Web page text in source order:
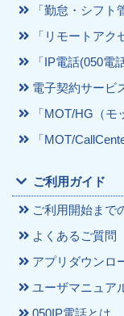
「勤怠・シフ
「リモートアク
「IP電話(050電
電子契約サービ
「MOT/HG（
「MOT/
ご利用ガイド
ご利用開始まで
よくあるご質問
アプリダウンロ
ユーザマニュア
050IP電話とは